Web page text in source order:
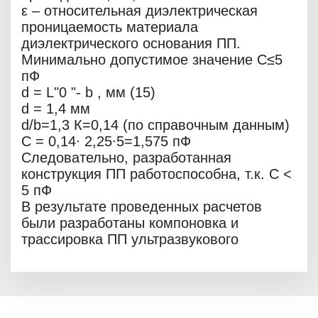
ε – относительная диэлектрическая
проницаемость материала
диэлектрического основания ПП.
Минимально допустимое значение С≤5
пФ
d = L"0 "- b , мм (15)
d = 1,4 мм
d/b=1,3 К=0,14 (по справочным данным)
С = 0,14∙ 2,25∙5=1,575 пФ
Следовательно, разработанная
конструкция ПП работоспособна, т.к. С <
5 пФ
В результате проведенных расчетов
были разработаны компоновка и
трассировка ПП ультразвукового